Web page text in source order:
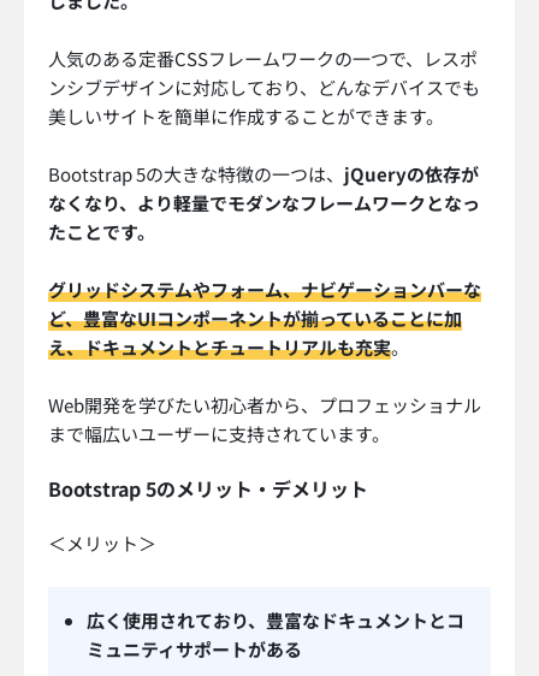
人気のある定番CSSフレームワークの一つで、レスポ
ンシブデザインに対応しており、どんなデバイスでも
美しいサイトを簡単に作成することができます。
Bootstrap 5の大きな特徴の一つは、 jQueryの依存が
なくなり、より軽量でモダンなフレームワークとなっ
たことです。
グリッドシステムやフォーム、ナビゲーションバーな
ど、豊富なUIコンポーネントが揃っていることに加
え、ドキュメントとチュートリアルも充実。
Web開発を学びたい初心者から、プロフェッショナル
まで幅広いユーザーに支持されています。
Bootstrap 5のメリット・デメリット
＜メリット＞
広く使用されており、豊富なドキュメントとコ
ミュニティサポートがある